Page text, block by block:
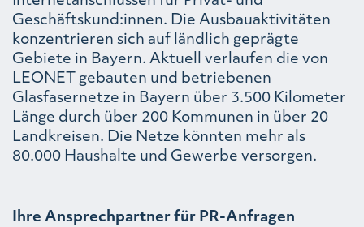
Geschäftskund:innen. Die Ausbauaktivitäten
konzentrieren sich auf ländlich geprägte
Gebiete in Bayern. Aktuell verlaufen die von
LEONET gebauten und betriebenen
Glasfasernetze in Bayern über 3.500 Kilometer
Länge durch über 200 Kommunen in über 20
Landkreisen. Die Netze könnten mehr als
80.000 Haushalte und Gewerbe versorgen.
Ihre Ansprechpartner für PR-Anfragen